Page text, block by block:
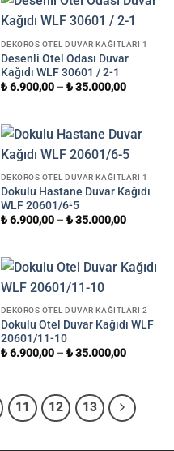
DEKOROS OTEL DUVAR KAĞITLARI 1
Desenli Otel Odası Duvar
Kağıdı WLF 30601 / 2-1
₺6.900,00– ₺35.000,00
DEKOROS OTEL DUVAR KAĞITLARI 1
Dokulu Hastane Duvar Kağıdı
WLF 20601/6-5
₺6.900,00– ₺35.000,00
DEKOROS OTEL DUVAR KAĞITLARI 2
Dokulu Otel Duvar Kağıdı WLF
20601/11-10
₺6.900,00– ₺35.000,00
11 12 13